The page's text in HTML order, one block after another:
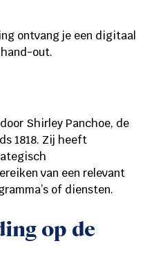
ontvang je een digitaal
out.
Shirley Panchoe, de
1818. Zij heeft
van een relevant
of diensten.
op de